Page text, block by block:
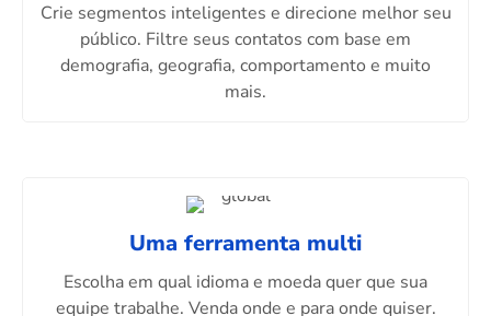
Crie segmentos inteligentes e direcione melhor seu
público. Filtre seus contatos com base em
demografia, geografia, comportamento e muito
mais.
Uma ferramenta multi
Escolha em qual idioma e moeda quer que sua
equipe trabalhe. Venda onde e para onde quiser.